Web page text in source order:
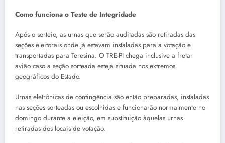
Como funciona o Teste de Integridade
Após o sorteio, as urnas que serão auditadas são retiradas das
seções eleitorais onde já estavam instaladas para a votação e
transportadas para Teresina. O TRE-PI chega inclusive a fretar
avião caso a seção sorteada esteja situada nos extremos
geográficos do Estado.
Urnas eletrônicas de contingência são então preparadas, instaladas
nas seções sorteadas ou escolhidas e funcionarão normalmente no
domingo durante a eleição, em substituição àquelas urnas
retiradas dos locais de votação.